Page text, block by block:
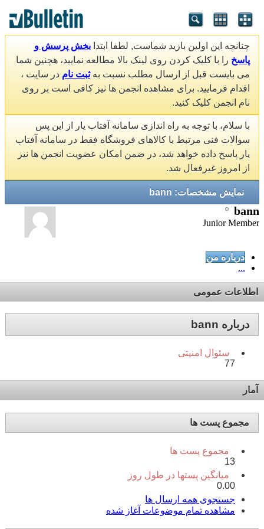
چنانچه این اولین بازید شماست, لطفا ابتدا بخش پرسش و
پاسخ را با کلیک کردن روی لینک بالا مطالعه نمایید، هچنین شما
می بایست قبل از ارسال مطلب نسبت بهثبت نام در سایت ،
اقدام فرمایید. برای مشاهده انجمن ها نیز کافی است بر روی
نام انجمن کلیک کنید.
با سلام، با توجه به راه اندازی سامانه آفتاب یار از این پس
سوالات فنی مرتبط با کالاهای فروشگاه فقط در سامانه آفتاب
یار پاسخ داده خواهد شد، در ضمن امکان عضویت انجمن ها نیز
از امروز غیرفعال شد.
نمایش مشخصات: bann
bann
Junior Member
درباره من
...
اطلاعات عمومی
درباره bann
سئوال امنیتی
77
آمار
مجموع پست ها
مجموع پست ها
13
میانگین پستها در طول روز
0.00
جستجوی همه ارسال ها
مشاهده تمام موضوعات آغاز شده